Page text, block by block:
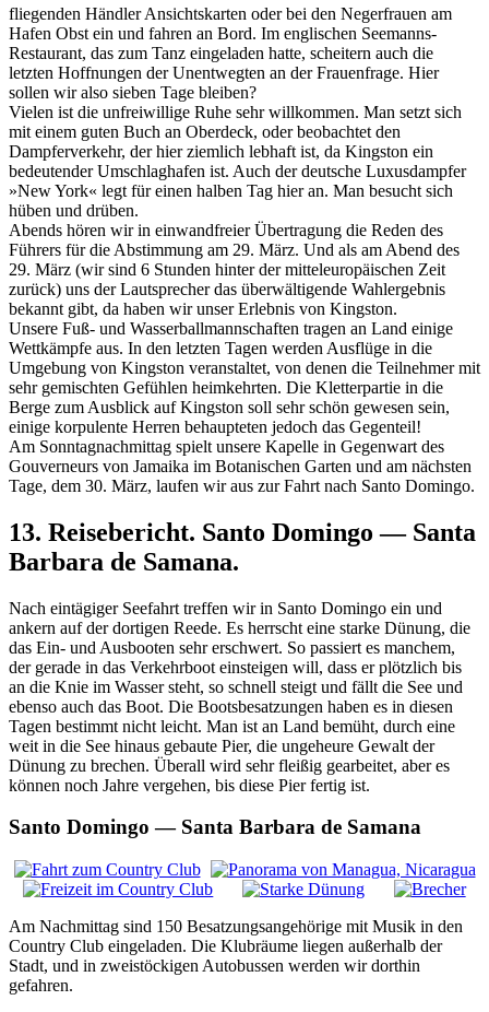
fliegenden Händler Ansichtskarten oder bei den Negerfrauen am
Hafen Obst ein und fahren an Bord. Im englischen Seemanns-
Restaurant, das zum Tanz eingeladen hatte, scheitern auch die
letzten Hoffnungen der Unentwegten an der Frauenfrage. Hier
sollen wir also sieben Tage bleiben?
Vielen ist die unfreiwillige Ruhe sehr willkommen. Man setzt sich
mit einem guten Buch an Oberdeck, oder beobachtet den
Dampferverkehr, der hier ziemlich lebhaft ist, da Kingston ein
bedeutender Umschlaghafen ist. Auch der deutsche Luxusdampfer
»New York« legt für einen halben Tag hier an. Man besucht sich
hüben und drüben.
Abends hören wir in einwandfreier Übertragung die Reden des
Führers für die Abstimmung am 29. März. Und als am Abend des
29. März (wir sind 6 Stunden hinter der mitteleuropäischen Zeit
zurück) uns der Lautsprecher das überwältigende Wahlergebnis
bekannt gibt, da haben wir unser Erlebnis von Kingston.
Unsere Fuß- und Wasserballmannschaften tragen an Land einige
Wettkämpfe aus. In den letzten Tagen werden Ausflüge in die
Umgebung von Kingston veranstaltet, von denen die Teilnehmer mit
sehr gemischten Gefühlen heimkehrten. Die Kletterpartie in die
Berge zum Ausblick auf Kingston soll sehr schön gewesen sein,
einige korpulente Herren behaupteten jedoch das Gegenteil!
Am Sonntagnachmittag spielt unsere Kapelle in Gegenwart des
Gouverneurs von Jamaika im Botanischen Garten und am nächsten
Tage, dem 30. März, laufen wir aus zur Fahrt nach Santo Domingo.
13. Reisebericht. Santo Domingo — Santa
Barbara de Samana.
Nach eintägiger Seefahrt treffen wir in Santo Domingo ein und
ankern auf der dortigen Reede. Es herrscht eine starke Dünung, die
das Ein- und Ausbooten sehr erschwert. So passiert es manchem,
der gerade in das Verkehrboot einsteigen will, dass er plötzlich bis
an die Knie im Wasser steht, so schnell steigt und fällt die See und
ebenso auch das Boot. Die Bootsbesatzungen haben es in diesen
Tagen bestimmt nicht leicht. Man ist an Land bemüht, durch eine
weit in die See hinaus gebaute Pier, die ungeheure Gewalt der
Dünung zu brechen. Überall wird sehr fleißig gearbeitet, aber es
können noch Jahre vergehen, bis diese Pier fertig ist.
Santo Domingo — Santa Barbara de Samana
Am Nachmittag sind 150 Besatzungsangehörige mit Musik in den
Country Club eingeladen. Die Klubräume liegen außerhalb der
Stadt, und in zweistöckigen Autobussen werden wir dorthin
gefahren.